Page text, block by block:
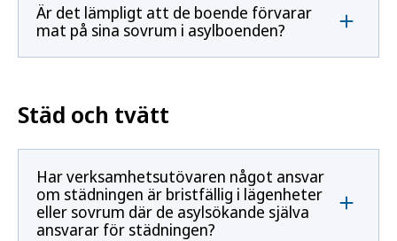
Är det lämpligt att de boende förvarar
mat på sina sovrum i asylboenden?
Städ och tvätt
Har verksamhetsutövaren något ansvar
om städningen är bristfällig i lägenheter
eller sovrum där de asylsökande själva
ansvarar för städningen?